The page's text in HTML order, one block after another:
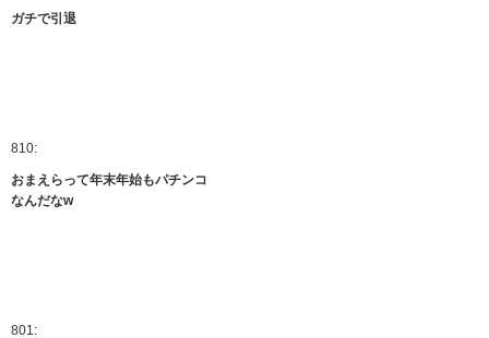
ガチで引退
810:
おまえらって年末年始もパチンコ
なんだなw
801: